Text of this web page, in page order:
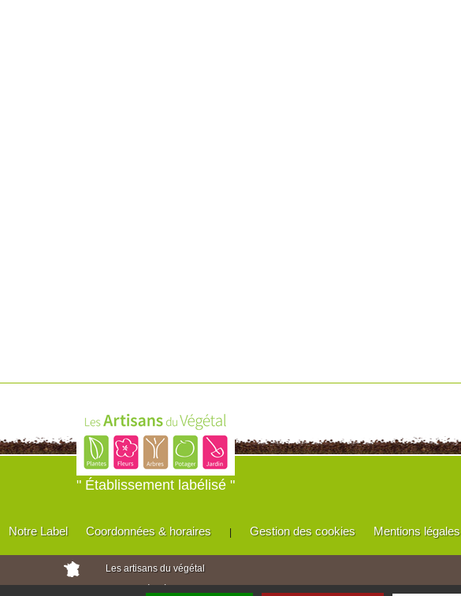
" Établissement labélisé "
Notre Label Coordonnées & horaires | Gestion des cookies Mentions légales
Les artisans du végétal
Horticulteurs et pépinièristes de France